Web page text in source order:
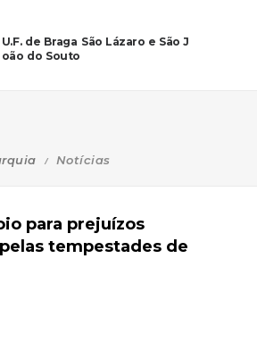
U.F. de Braga São Lázaro e São J
oão do Souto
Notícias
para prejuízos
tempestades de